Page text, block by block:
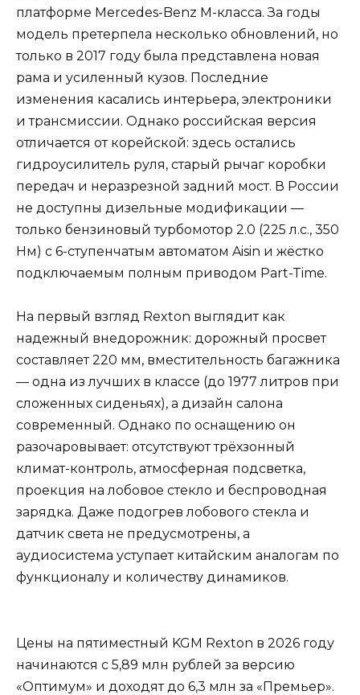
платформе Mercedes-Benz M-класса. За годы
модель претерпела несколько обновлений, но
только в 2017 году была представлена новая
рама и усиленный кузов. Последние
изменения касались интерьера, электроники
и трансмиссии. Однако российская версия
отличается от корейской: здесь остались
гидроусилитель руля, старый рычаг коробки
передач и неразрезной задний мост. В России
не доступны дизельные модификации —
только бензиновый турбомотор 2.0 (225 л.с., 350
Нм) с 6-ступенчатым автоматом Aisin и жёстко
подключаемым полным приводом Part-Time.
На первый взгляд Rexton выглядит как
надежный внедорожник: дорожный просвет
составляет 220 мм, вместительность багажника
— одна из лучших в классе (до 1977 литров при
сложенных сиденьях), а дизайн салона
современный. Однако по оснащению он
разочаровывает: отсутствуют трёхзонный
климат-контроль, атмосферная подсветка,
проекция на лобовое стекло и беспроводная
зарядка. Даже подогрев лобового стекла и
датчик света не предусмотрены, а
аудиосистема уступает китайским аналогам по
функционалу и количеству динамиков.
Цены на пятиместный KGM Rexton в 2026 году
начинаются с 5,89 млн рублей за версию
«Оптимум» и доходят до 6,3 млн за «Премьер».